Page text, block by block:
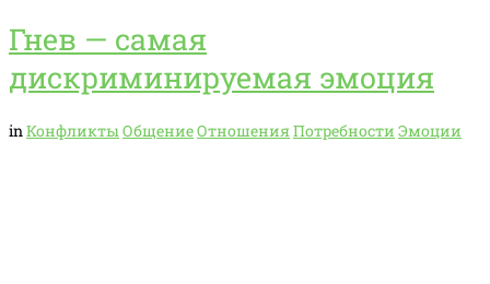
Гнев — самая
дискриминируемая эмоция
inКонфликтыОбщениеОтношенияПотребности Эмоции